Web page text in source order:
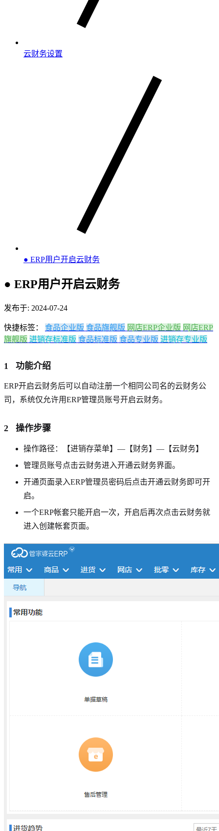
云财务设置
● ERP用户开启云财务
● ERP用户开启云财务
发布于: 2024-07-24
快捷标签： 食品企业版 食品旗舰版 网店ERP企业版 网店ERP
旗舰版 进销存标准版 食品标准版 食品专业版 进销存专业版
1 功能介绍
ERP开启云财务后可以自动注册一个相同公司名的云财务公
司，系统仅允许用ERP管理员账号开启云财务。
2 操作步骤
操作路径：【进销存菜单】—【财务】—【云财务】
管理员账号点击云财务进入开通云财务界面。
开通页面录入ERP管理员密码后点击开通云财务即可开
启。
一个ERP帐套只能开启一次，开启后再次点击云财务就
进入创建帐套页面。